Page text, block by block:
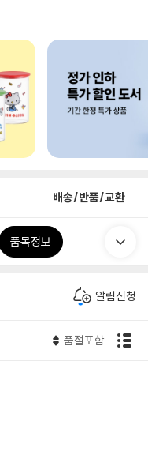
배송/반품/교환
품목정보
알림신청
품절포함